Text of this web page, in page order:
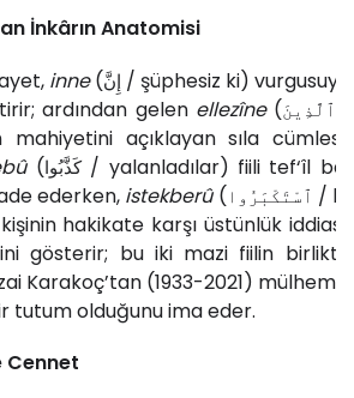
İnkârın Anatomisi
inne(إِنَّ / şüphesiz ki)
ardından gelen ellezîne(ٱلَّذِينَ
mahiyetini açıklayan sıla
(كَذَّبُوا/ yalanladılar) fiili tef‘îl
ederken, istekberû( ٱسْتَكْبَرُوا /
hakikate karşı üstünlük
gösterir; bu iki mazi fiilin birlikte
Karakoç’tan (1933-2021) mülhem
tutum olduğunu ima eder.
Cennet